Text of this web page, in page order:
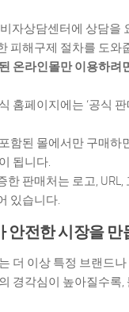
자상담센터에 상담을
피해구제 절차를 도와
온라인몰만 이용하려
홈페이지에는 ‘공식
함된 몰에서만 구매하
됩니다.
한 판매처는 로고,
있습니다.
안전한 시장을 만
더 이상 특정 브랜드
경각심이 높아질수록,